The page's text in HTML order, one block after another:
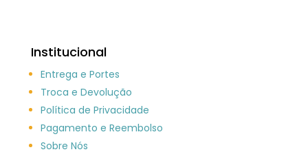
Institucional
Entrega e Portes
Troca e Devolução
Política de Privacidade
Pagamento e Reembolso
Sobre Nós